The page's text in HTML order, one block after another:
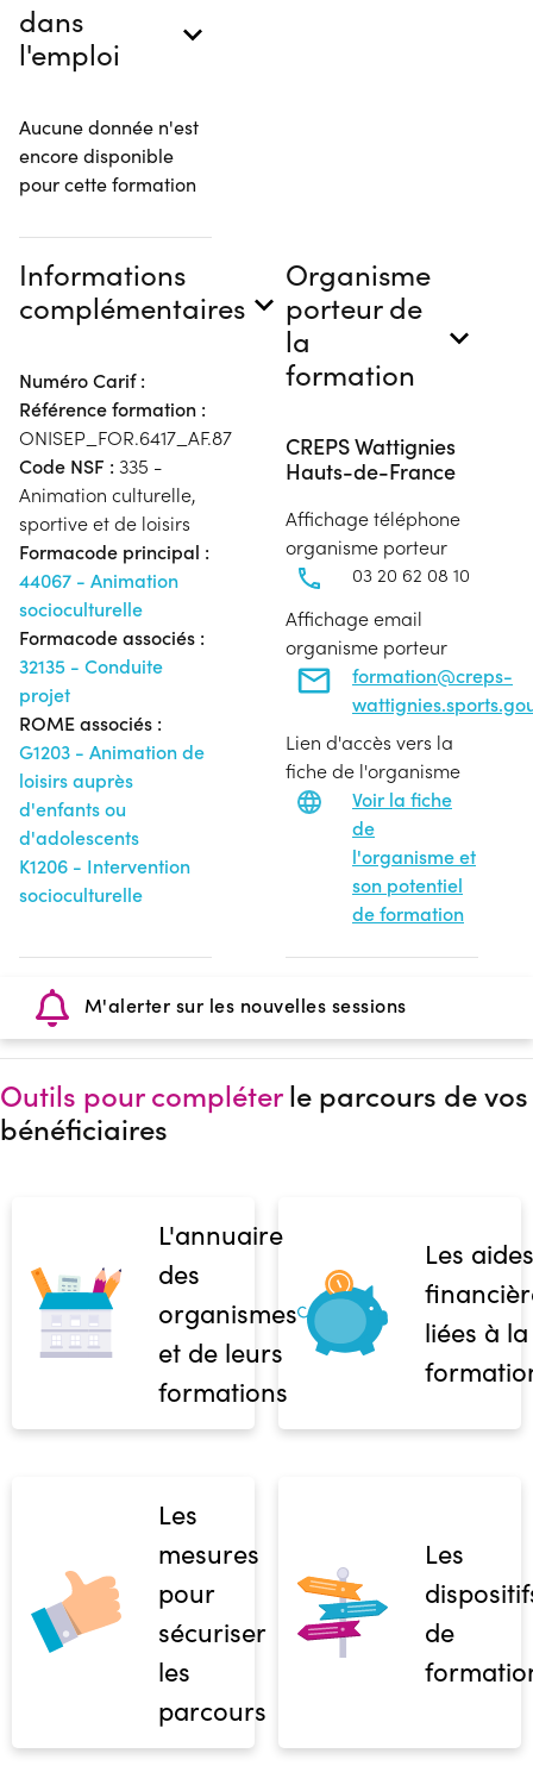
dans
l'emploi
Aucune donnée n'est
encore disponible
pour cette formation
Informations
complémentaires
Numéro Carif :
Référence formation :
ONISEP_FOR.6417_AF.87
Code NSF : 335 -
Animation culturelle,
sportive et de loisirs
Formacode principal :
44067 - Animation
socioculturelle
Formacode associés :
32135 - Conduite
projet
ROME associés :
G1203 - Animation de
loisirs auprès
d'enfants ou
d'adolescents
K1206 - Intervention
socioculturelle
Organisme
porteur de
la
formation
CREPS Wattignies
Hauts-de-France
Affichage téléphone
organisme porteur
03 20 62 08 10
Affichage email
organisme porteur
formation@creps-
Lien d'accès vers la
fiche de l'organisme
Voir la fiche
de
l'organisme et
son potentiel
de formation
M'alerter sur les nouvelles sessions
Outils pour compléterle parcours de vos
bénéficiaires
L'annuaire
des
organismes
et de leurs
formations
Les aides
liées à la
Les
mesures
pour
sécuriser
les
parcours
Les
de